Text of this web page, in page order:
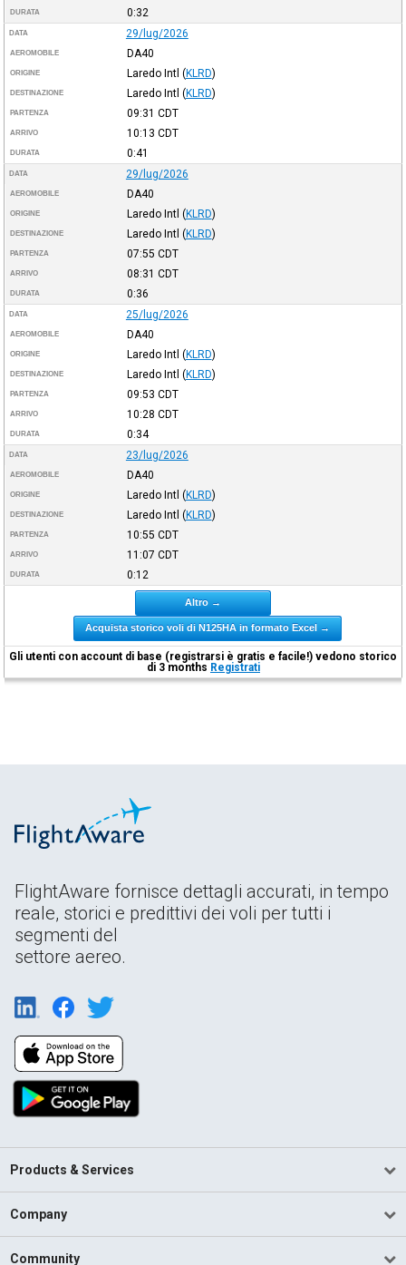
DURATA 0:32
DATA 29/lug/2026
AEROMOBILE DA40
ORIGINE Laredo Intl (KLRD)
DESTINAZIONE Laredo Intl (KLRD)
PARTENZA 09:31 CDT
ARRIVO 10:13 CDT
DURATA 0:41
DATA 29/lug/2026
AEROMOBILE DA40
ORIGINE Laredo Intl (KLRD)
DESTINAZIONE Laredo Intl (KLRD)
PARTENZA 07:55 CDT
ARRIVO 08:31 CDT
DURATA 0:36
DATA 25/lug/2026
AEROMOBILE DA40
ORIGINE Laredo Intl (KLRD)
DESTINAZIONE Laredo Intl (KLRD)
PARTENZA 09:53 CDT
ARRIVO 10:28 CDT
DURATA 0:34
DATA 23/lug/2026
AEROMOBILE DA40
ORIGINE Laredo Intl (KLRD)
DESTINAZIONE Laredo Intl (KLRD)
PARTENZA 10:55 CDT
ARRIVO 11:07 CDT
DURATA 0:12
Altro →
Acquista storico voli di N125HA in formato Excel →
Gli utenti con account di base (registrarsi è gratis e facile!) vedono storico
di 3 months Registrati
FlightAware fornisce dettagli accurati, in tempo
reale, storici e predittivi dei voli per tutti i
segmenti del
settore aereo.
Products & Services
Company
Community